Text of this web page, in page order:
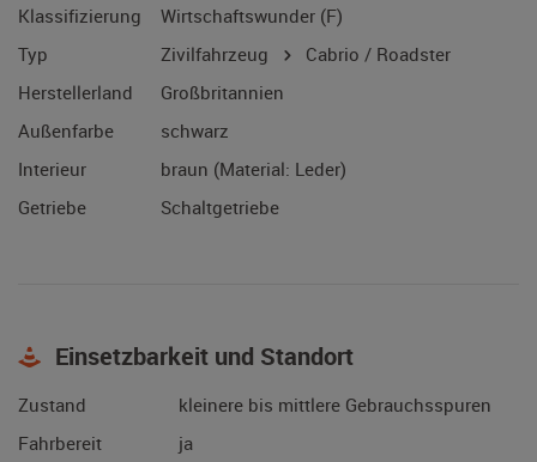
Klassifizierung
Wirtschaftswunder (F)
Typ
Zivilfahrzeug
Cabrio / Roadster
Herstellerland
Großbritannien
Außenfarbe
schwarz
Interieur
braun (Material: Leder)
Getriebe
Schaltgetriebe
Einsetzbarkeit und Standort
Zustand
kleinere bis mittlere Gebrauchsspuren
Fahrbereit
ja